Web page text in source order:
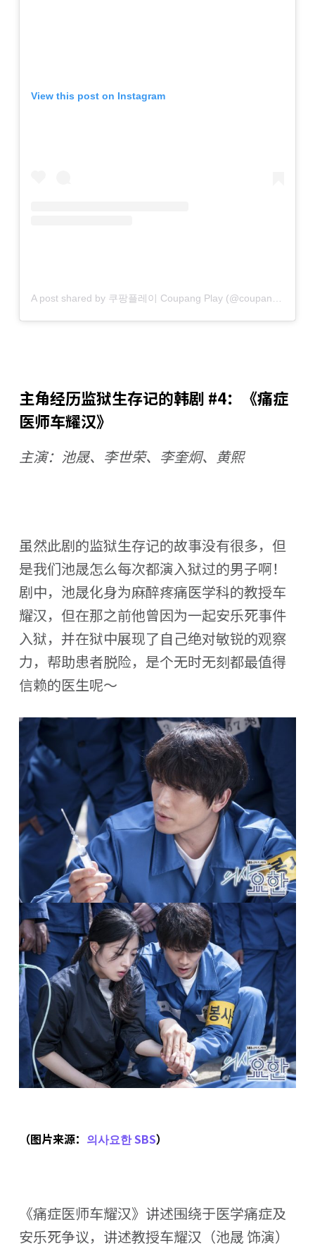
View this post on Instagram
A post shared by 쿠팡플레이 Coupang Play (@coupangplay)
主角经历监狱生存记的韩剧 #4：《痛症
医师车耀汉》
主演：池晟、李世荣、李奎炯、黄熙
虽然此剧的监狱生存记的故事没有很多，但
是我们池晟怎么每次都演入狱过的男子啊！
剧中，池晟化身为麻醉疼痛医学科的教授车
耀汉，但在那之前他曾因为一起安乐死事件
入狱，并在狱中展现了自己绝对敏锐的观察
力，帮助患者脱险，是个无时无刻都最值得
信赖的医生呢～
（图片来源： 의사요한 SBS）
《痛症医师车耀汉》讲述围绕于医学痛症及
安乐死争议，讲述教授车耀汉（池晟 饰演）